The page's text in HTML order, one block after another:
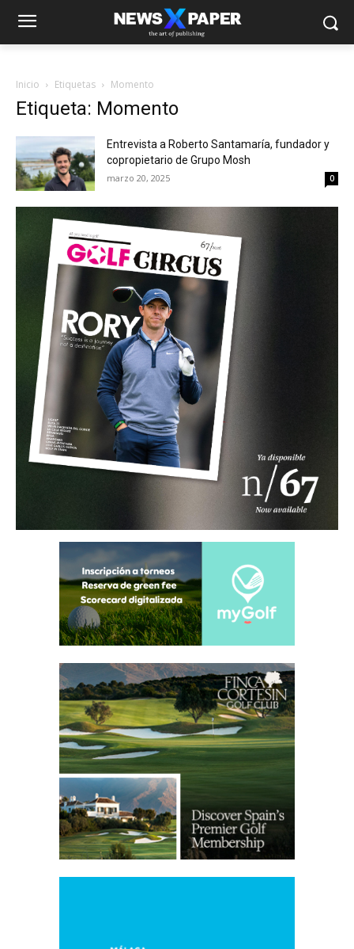
Inicio Etiquetas Momento
Etiqueta: Momento
Entrevista a Roberto Santamaría, fundador y
copropietario de Grupo Mosh
marzo 20, 2025 0